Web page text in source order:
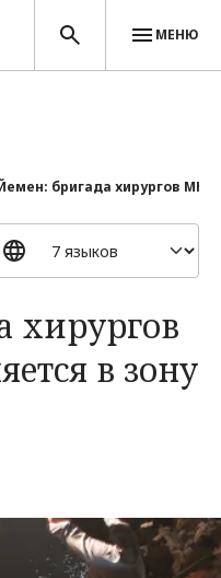
МЕНЮ
бригада хирургов
хирургов
в зону